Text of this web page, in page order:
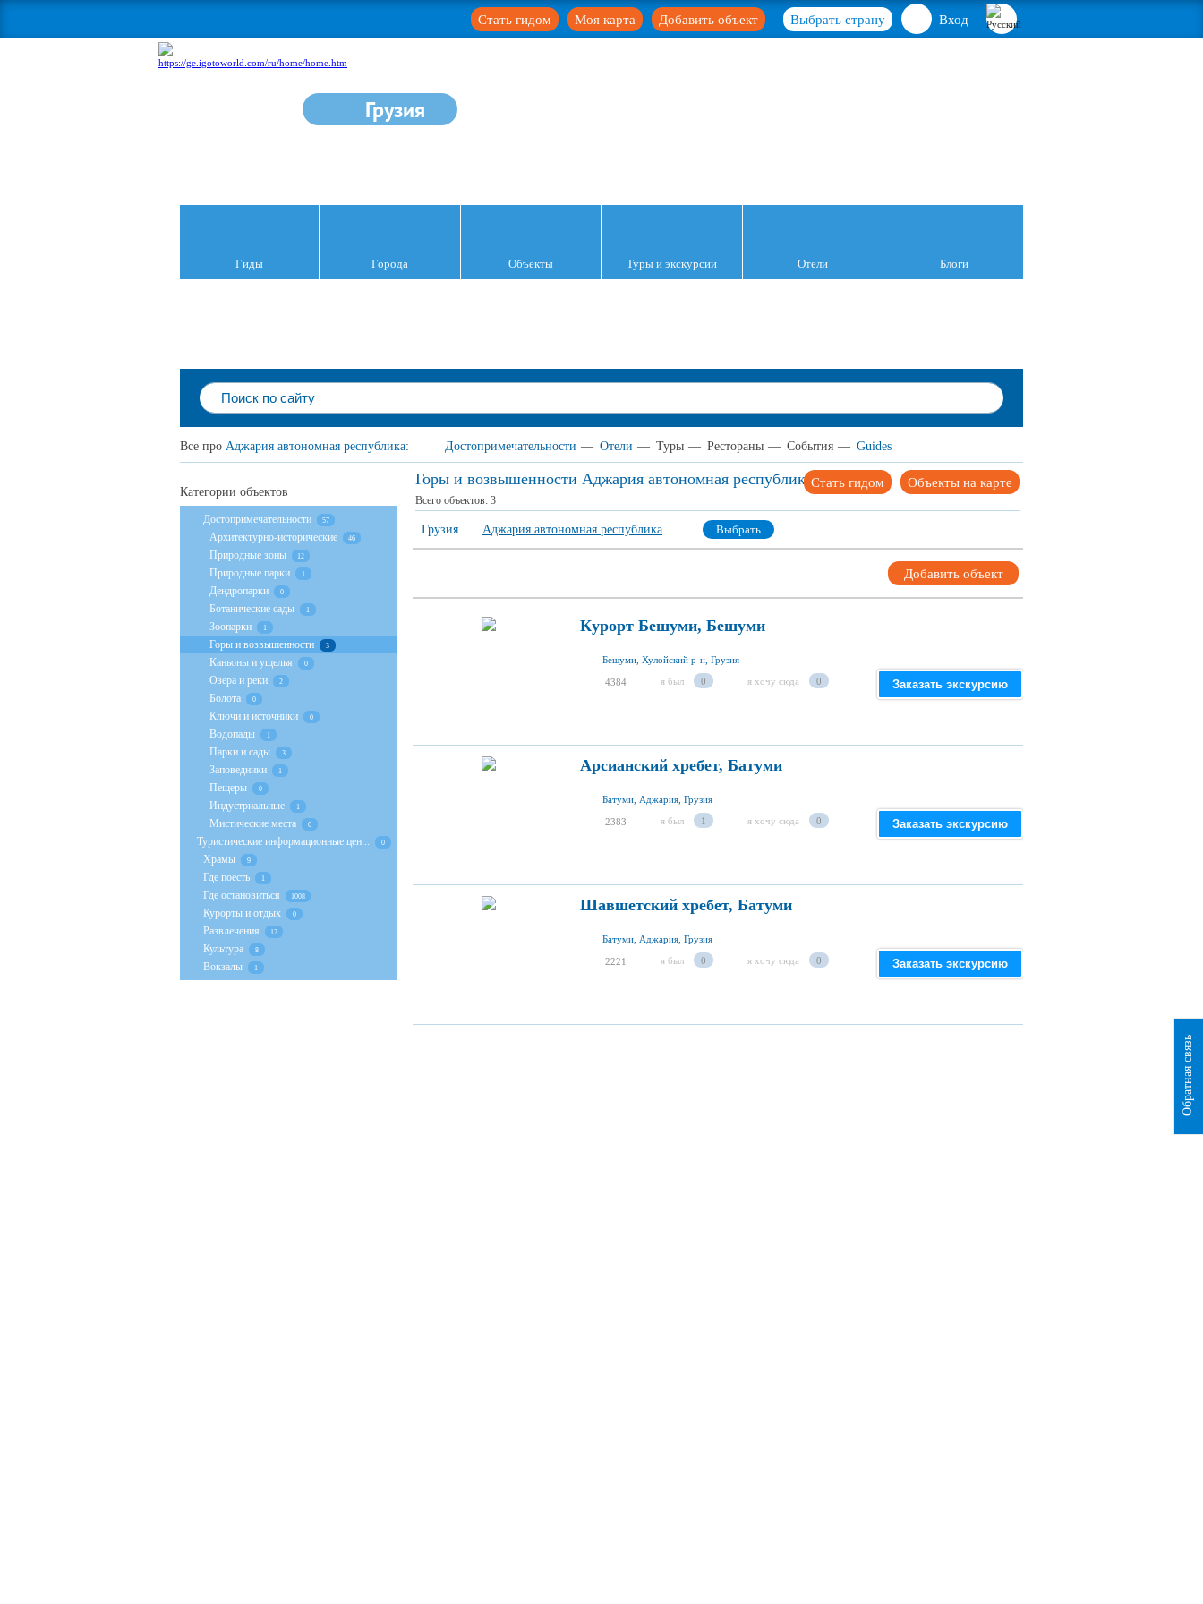
Вход
Выбрать страну
Добавить объект
Моя карта
Стать гидом
Грузия
Гиды Города Объекты Туры и экскурсии Отели Блоги
Все про Аджария автономная республика: Достопримечательности — Отели — Туры — Рестораны — События — Guides
Горы и возвышенности Аджария автономная республика Объекты на карте
Стать гидом
Всего объектов: 3
Грузия Аджария автономная республика Выбрать
Добавить объект
Курорт Бешуми, Бешуми
Бешуми, Хулойский р-н, Грузия
4384 я был 0 я хочу сюда 0 Заказать экскурсию
Арсианский хребет, Батуми
Батуми, Аджария, Грузия
2383 я был 1 я хочу сюда 0 Заказать экскурсию
Шавшетский хребет, Батуми
Батуми, Аджария, Грузия
2221 я был 0 я хочу сюда 0 Заказать экскурсию
Категории объектов
Достопримечательности 57
Архитектурно-исторические 46
Природные зоны 12
Природные парки 1
Дендропарки 0
Ботанические сады 1
Зоопарки 1
Горы и возвышенности 3
Каньоны и ущелья 0
Озера и реки 2
Болота 0
Ключи и источники 0
Водопады 1
Парки и сады 3
Заповедники 1
Пещеры 0
Индустриальные 1
Мистические места 0
Туристические информационные цен... 0
Храмы 9
Где поесть 1
Где остановиться 1008
Курорты и отдых 0
Развлечения 12
Культура 8
Вокзалы 1
Обратная связь